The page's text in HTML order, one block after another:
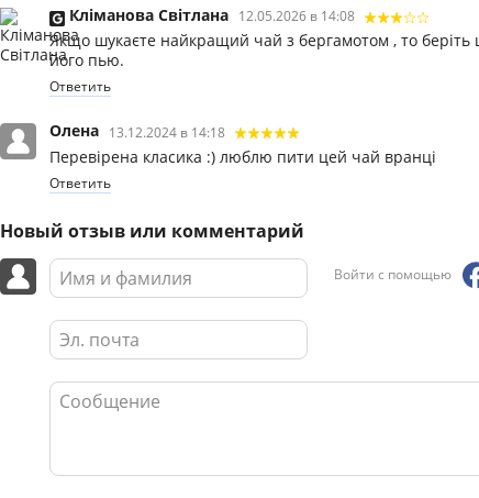
Кліманова Світлана 12.05.2026 в 14:08
Якщо шукаєте найкращий чай з бергамотом , то
його пью.
Ответить
Олена 13.12.2024 в 14:18
Перевірена класика :) люблю пити цей чай вранці
Ответить
Новый отзыв или комментарий
Войти с помощью